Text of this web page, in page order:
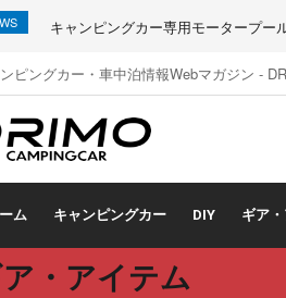
キャンピングカー専用モータープー
ピングカー・車中泊情報Webマガジン -
ム キャンピングカー DIY ギア
・アイテム